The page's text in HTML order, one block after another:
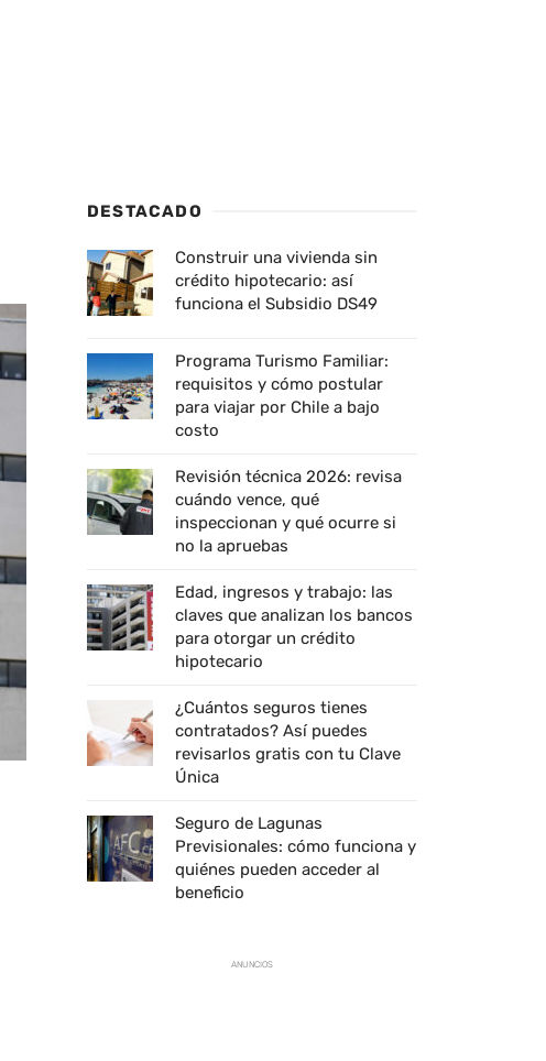
DESTACADO
Construir una vivienda sin
crédito hipotecario: así
funciona el Subsidio DS49
Programa Turismo Familiar:
requisitos y cómo postular
para viajar por Chile a bajo
costo
Revisión técnica 2026: revisa
cuándo vence, qué
inspeccionan y qué ocurre si
no la apruebas
Edad, ingresos y trabajo: las
claves que analizan los bancos
para otorgar un crédito
hipotecario
¿Cuántos seguros tienes
contratados? Así puedes
revisarlos gratis con tu Clave
Única
Seguro de Lagunas
Previsionales: cómo funciona y
quiénes pueden acceder al
beneficio
ANUNCIOS